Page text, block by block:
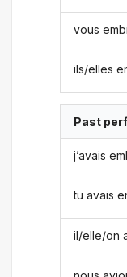
vous
ils/elles
Past
j’avais
tu avais
il/elle/on